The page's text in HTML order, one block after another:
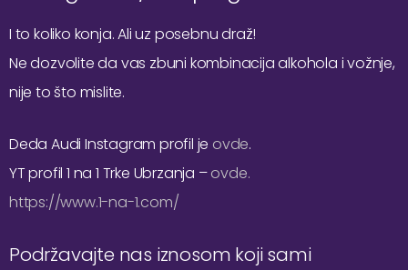
I to koliko konja. Ali uz posebnu draž!
Ne dozvolite da vas zbuni kombinacija alkohola i vožnje,
nije to što mislite.
Deda Audi Instagram profil je ovde.
YT profil 1 na 1 Trke Ubrzanja –ovde.
https://www.1-na-1.com/
Podržavajte nas iznosom koji sami